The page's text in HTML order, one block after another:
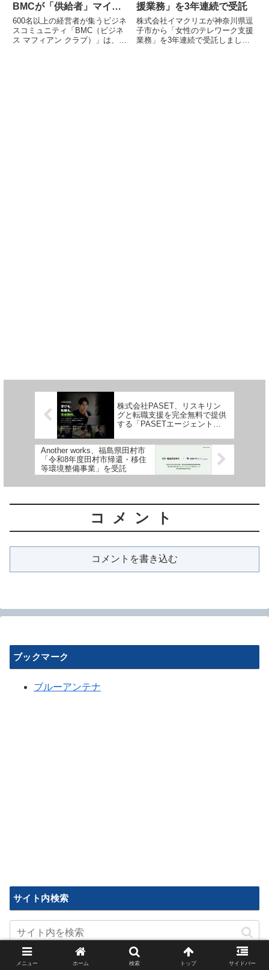
BMCが「供給者」マイン
ドを育む実践型プログラム
の密着動画を公開
600名以上の経営者が集うビジネ
スコミュニティ「BMC（ビジネ
ス マフィアン クラブ）」は、学
援業務」を3年連続で受託
株式会社イマクリエが神奈川県逗
子市から「女性のテレワーク支援
業務」を3年連続で受託しまし
株式会社PASET、リスキリン
グと転職支援を完全無料で提供
する「PASETエージェント」
Another works、福島県田村市
「令和8年度田村市帰還・移住
等環境整備事業」を受託
コメント
コメントを書き込む
ブックマーク
ブルーアンテナ
サイト内検索
メニュー ホーム 検索 トップ サイドバー